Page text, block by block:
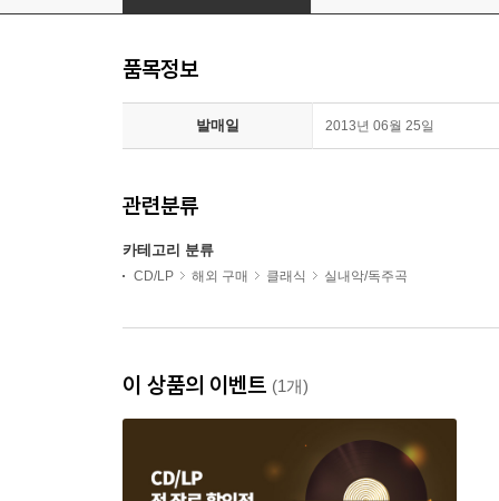
품목정보
발매일 2013년 06월 25일
관련분류
카테고리 분류
CD/LP 해외 구매 클래식 실내악/독주곡
이 상품의 이벤트 (1개)